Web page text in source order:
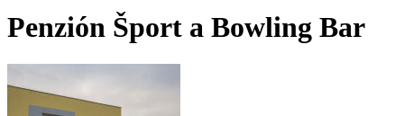
Penzión Šport a Bowling Bar